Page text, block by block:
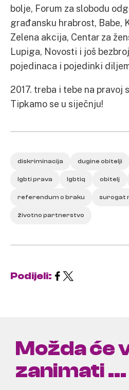
bolje, Forum za slobodu
građansku hrabrost, Babe,
Zelena akcija, Centar za
Lupiga, Novosti i još
pojedinaca i pojedinki
2017. treba i tebe na pravoj
Tipkamo se u siječnju!
diskriminacija dugine obitelji
lgbti prava lgbtiq obitelj
referendum o braku surogat
životno partnerstvo
Podijeli:
Možda će
zanimati ...